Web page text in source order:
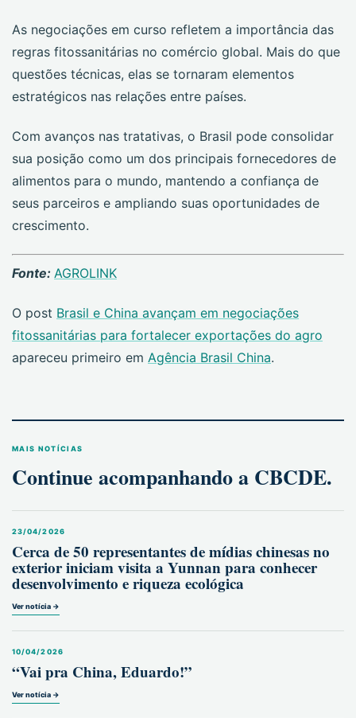
As negociações em curso refletem a importância das
regras fitossanitárias no comércio global. Mais do que
questões técnicas, elas se tornaram elementos
estratégicos nas relações entre países.
Com avanços nas tratativas, o Brasil pode consolidar
sua posição como um dos principais fornecedores de
alimentos para o mundo, mantendo a confiança de
seus parceiros e ampliando suas oportunidades de
crescimento.
Fonte: AGROLINK
O post Brasil e China avançam em negociações
fitossanitárias para fortalecer exportações do agro
apareceu primeiro em Agência Brasil China.
MAIS NOTÍCIAS
Continue acompanhando a CBCDE.
23/04/2026
Cerca de 50 representantes de mídias chinesas no
exterior iniciam visita a Yunnan para conhecer
desenvolvimento e riqueza ecológica
Ver notícia →
10/04/2026
“Vai pra China, Eduardo!”
Ver notícia →